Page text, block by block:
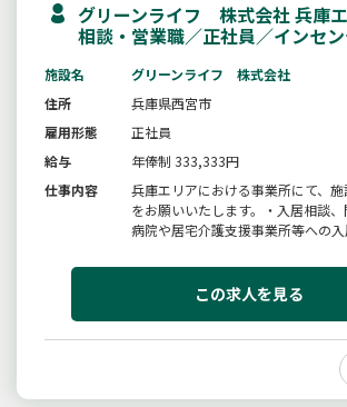
グリーンライフ 株式会社 兵庫
相談・営業職／正社員／インセ
施設名
グリーンライフ 株式会社
住所
兵庫県西宮市
雇用形態
正社員
給与
年俸制 333,333円
仕事内容
兵庫エリアにおける事業所にて、
をお願いいたします。・入居相談、
病院や居宅介護支援事業所等への
応・紹介会社との折衝・施設内イベ
変更範囲：変更無しこの求人を見る